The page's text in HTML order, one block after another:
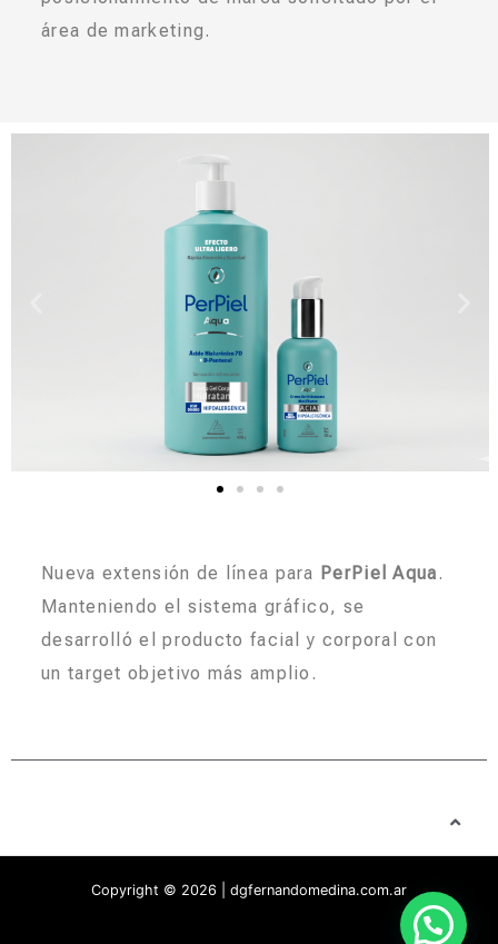
área de marketing.
Nueva extensión de línea para PerPiel Aqua.
Manteniendo el sistema gráfico, se
desarrolló el producto facial y corporal con
un target objetivo más amplio.
Copyright © 2026 | dgfernandomedina.com.ar